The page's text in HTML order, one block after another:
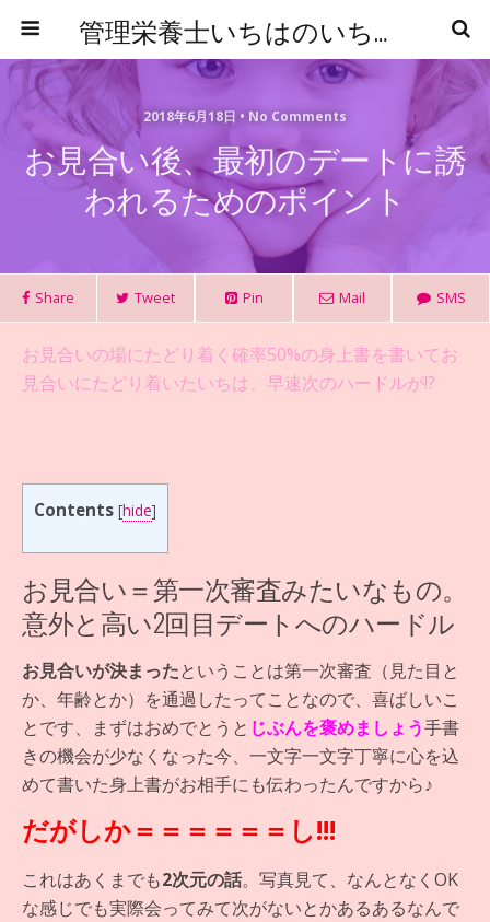
管理栄養士いちはのいちからはじめる食事管理
2018年6月18日 • No Comments
お見合い後、最初のデートに誘
われるためのポイント
Share Tweet Pin Mail SMS
お見合いの場にたどり着く確率50%の身上書を書いてお
見合いにたどり着いたいちは、早速次のハードルが!?
Contents [hide]
お見合い＝第一次審査みたいなもの。
意外と高い2回目デートへのハードル
お見合いが決まったということは第一次審査（見た目と
か、年齢とか）を通過したってことなので、喜ばしいこ
とです、まずはおめでとうと じぶんを褒めましょう手書
きの機会が少なくなった今、一文字一文字丁寧に心を込
めて書いた身上書がお相手にも伝わったんですから♪
だがしか＝＝＝＝＝＝し!!!
これはあくまでも2次元の話。写真見て、なんとなくOK
な感じでも実際会ってみて次がないとかあるあるなんで